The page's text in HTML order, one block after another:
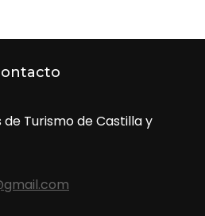
Turismo de Castilla y